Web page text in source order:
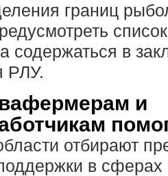
границ
содержаться в
РЛУ.
и
отбирают
в сферах